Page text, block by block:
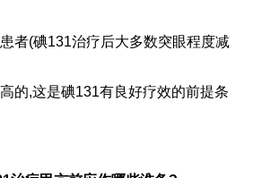
者(碘131治疗后大多数突眼程度减
的,这是碘131有良好疗效的前提条